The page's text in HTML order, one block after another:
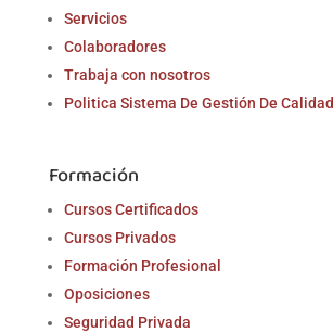
Servicios
Colaboradores
Trabaja con nosotros
Politica Sistema De Gestión De Calidad
Formación
Cursos Certificados
Cursos Privados
Formación Profesional
Oposiciones
Seguridad Privada